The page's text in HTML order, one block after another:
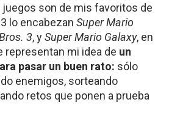
juegos son de mis favoritos de
lo encabezan Super Mario
3, y Super Mario Galaxy, en
representan mi idea de un
pasar un buen rato: sólo
enemigos, sorteando
retos que ponen a prueba